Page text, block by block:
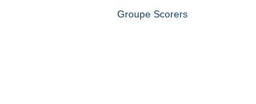
Groupe Scorers